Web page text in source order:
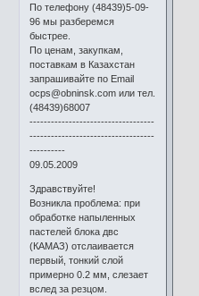
По телефону (48439)5-09-
96 мы разберемся
быстрее.
По ценам, закупкам,
поставкам в Казахстан
запрашивайте по Email
ocps@obninsk.com или тел.
(48439)68007
-----------------------------------
-----------------------------------
----------
09.05.2009
Здравствуйте!
Возникла проблема: при
обработке напыленных
пастелей блока двс
(КАМАЗ) отслаивается
первый, тонкий слой
примерно 0.2 мм, слезает
вслед за резцом.